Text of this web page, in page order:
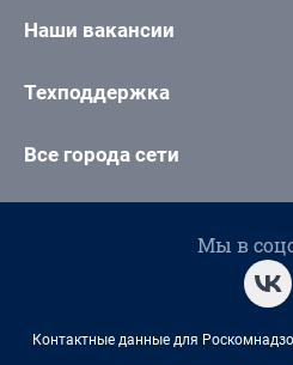
Наши вакансии
Техподдержка
Все города сети
Мы в
Контактные данные для